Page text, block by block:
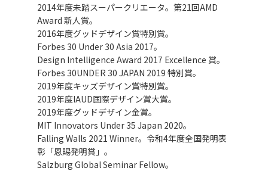
2014年度未踏スーパークリエータ。第21回AMD
Award 新人賞。
2016年度グッドデザイン賞特別賞。
Forbes 30 Under 30 Asia 2017。
Design Intelligence Award 2017 Excellence 賞。
Forbes 30UNDER 30 JAPAN 2019 特別賞。
2019年度キッズデザイン賞特別賞。
2019年度IAUD国際デザイン賞大賞。
2019年度グッドデザイン金賞。
MIT Innovators Under 35 Japan 2020。
Falling Walls 2021 Winner。令和4年度全国発明表
彰「恩賜発明賞」。
Salzburg Global Seminar Fellow。